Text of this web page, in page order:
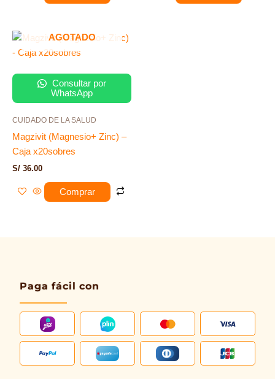
AGOTADO
Consultar por
WhatsApp
CUIDADO DE LA SALUD
Magzivit (Magnesio+ Zinc) –
Caja x20sobres
S/ 36.00
Comprar
Paga fácil con